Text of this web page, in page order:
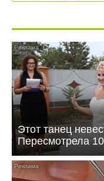
Этот танец
Пересмотрела